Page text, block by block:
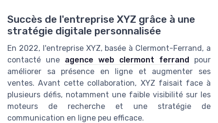
Succès de l'entreprise XYZ grâce à une
stratégie digitale personnalisée
En 2022, l'entreprise XYZ, basée à Clermont-Ferrand, a
contacté une agence web clermont ferrand pour
améliorer sa présence en ligne et augmenter ses
ventes. Avant cette collaboration, XYZ faisait face à
plusieurs défis, notamment une faible visibilité sur les
moteurs de recherche et une stratégie de
communication en ligne peu efficace.